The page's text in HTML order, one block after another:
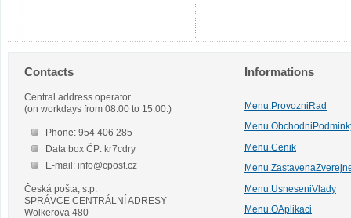
Contacts
Central address operator
(on workdays from 08.00 to 15.00.)
Phone: 954 406 285
Data box ČP: kr7cdry
E-mail: info@cpost.cz
Česká pošta, s.p.
SPRÁVCE CENTRÁLNÍ ADRESY
Wolkerova 480
Informations
Menu.ProvozniRad
Menu.Cenik
Menu.UsneseniVlady
Menu.OAplikaci